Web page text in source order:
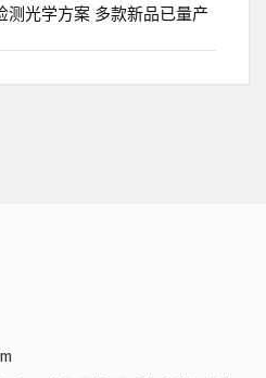
测光学方案 多款新品已量产